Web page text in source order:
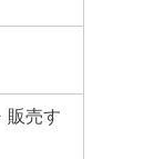
販売す